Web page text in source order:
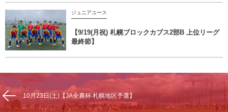
ジュニアユース
【9/19(月祝) 札幌ブロックカブス2部B 上位リーグ
最終節】
10月23日(土)【JA全農杯 札幌地区予選】